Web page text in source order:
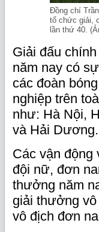
Đồng chí
tổ chức giải,
lần thứ 40.
Giải đấu
năm nay có
các đoàn
nghiệp trên
như: Hà Nội,
và Hải
Các vận động
đội nữ, đơn
thưởng năm
giải thưởng
vô địch đơn